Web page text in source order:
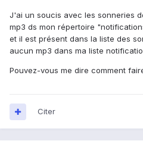
J'ai un soucis avec les sonneries
mp3 ds mon répertoire
et il est présent dans la liste des
aucun mp3 dans ma liste
Pouvez-vous me dire comment
Citer